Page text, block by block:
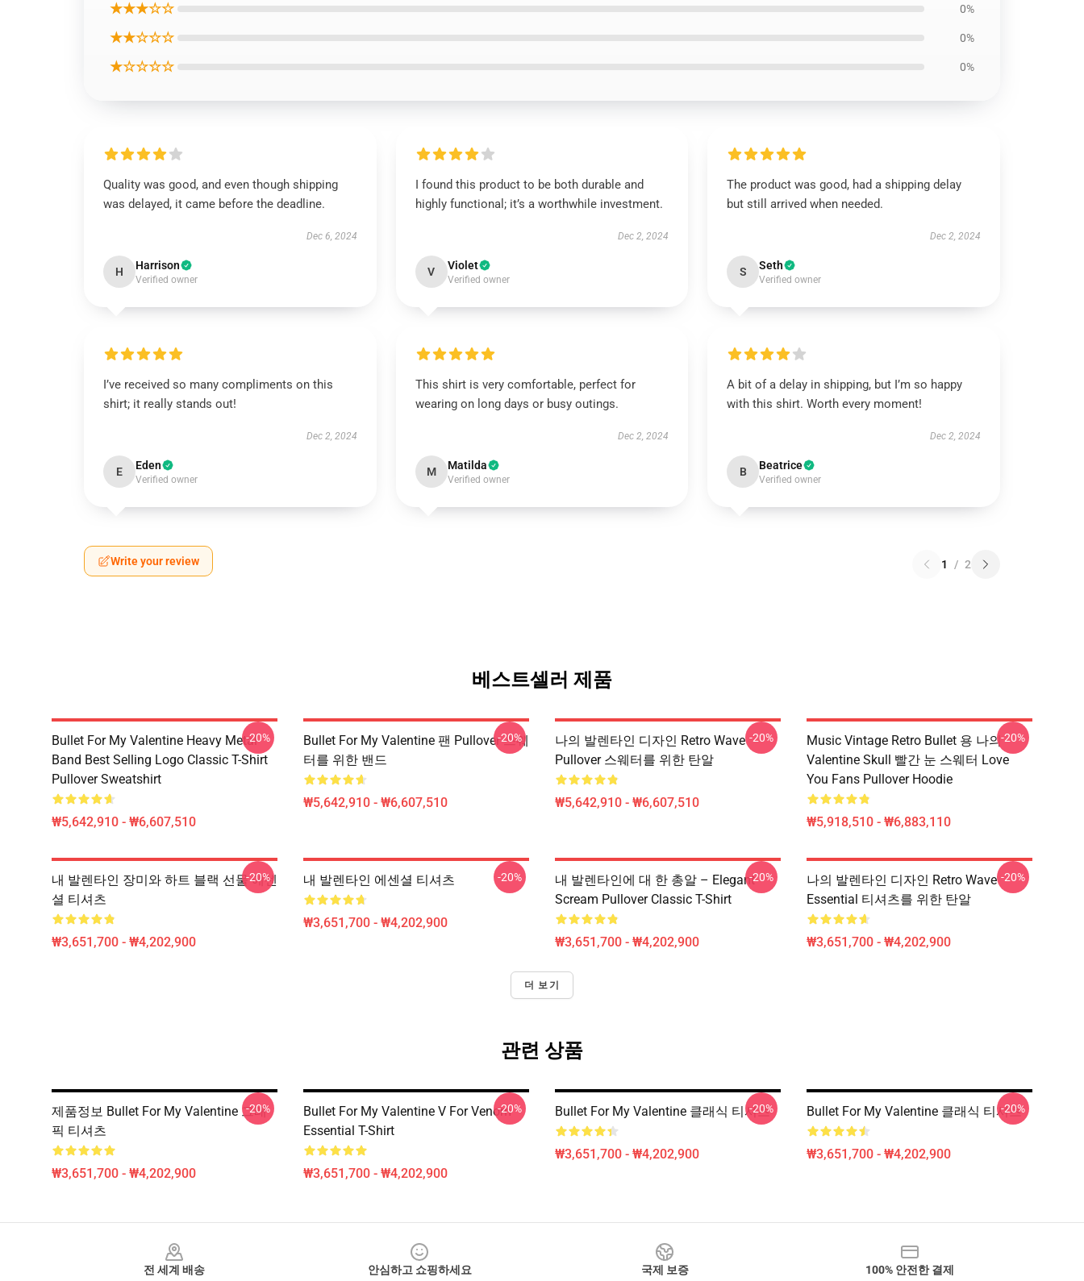
★★★☆☆ 0%
★★☆☆☆ 0%
★☆☆☆☆ 0%
Quality was good, and even though shipping
was delayed, it came before the deadline.
Dec 6, 2024
H Harrison
Verified owner
I found this product to be both durable and
highly functional; it’s a worthwhile investment.
Dec 2, 2024
V Violet
Verified owner
The product was good, had a shipping delay
but still arrived when needed.
Dec 2, 2024
S Seth
Verified owner
I’ve received so many compliments on this
shirt; it really stands out!
Dec 2, 2024
E Eden
Verified owner
This shirt is very comfortable, perfect for
wearing on long days or busy outings.
Dec 2, 2024
M Matilda
Verified owner
A bit of a delay in shipping, but I’m so happy
with this shirt. Worth every moment!
Dec 2, 2024
B Beatrice
Verified owner
Write your review 1 / 2
베스트셀러 제품
Bullet For My Valentine Heavy Metal
Band Best Selling Logo Classic T-Shirt
Pullover Sweatshirt
₩5,642,910 - ₩6,607,510
-20%
Bullet For My Valentine 팬 Pullover 스웨
터를 위한 밴드
₩5,642,910 - ₩6,607,510
-20%
나의 발렌타인 디자인 Retro Wave
Pullover 스웨터를 위한 탄알
₩5,642,910 - ₩6,607,510
-20%
Music Vintage Retro Bullet 용 나의
Valentine Skull 빨간 눈 스웨터 Love
You Fans Pullover Hoodie
₩5,918,510 - ₩6,883,110
-20%
내 발렌타인 장미와 하트 블랙 선물 에센
셜 티셔츠
₩3,651,700 - ₩4,202,900
-20% 내 발렌타인 에센셜 티셔츠
₩3,651,700 - ₩4,202,900
-20%
내 발렌타인에 대 한 총알 – Elegant
Scream Pullover Classic T-Shirt
₩3,651,700 - ₩4,202,900
-20%
나의 발렌타인 디자인 Retro Wave
Essential 티셔츠를 위한 탄알
₩3,651,700 - ₩4,202,900
-20%
더 보기
관련 상품
제품정보 Bullet For My Valentine 그래
픽 티셔츠
₩3,651,700 - ₩4,202,900
-20%
Bullet For My Valentine V For Venom
Essential T-Shirt
₩3,651,700 - ₩4,202,900
-20% Bullet For My Valentine 클래식 티셔츠
₩3,651,700 - ₩4,202,900
-20% Bullet For My Valentine 클래식 티셔츠
₩3,651,700 - ₩4,202,900
-20%
전 세계 배송
안심하고 쇼핑하세요
국제 보증
100% 안전한 결제